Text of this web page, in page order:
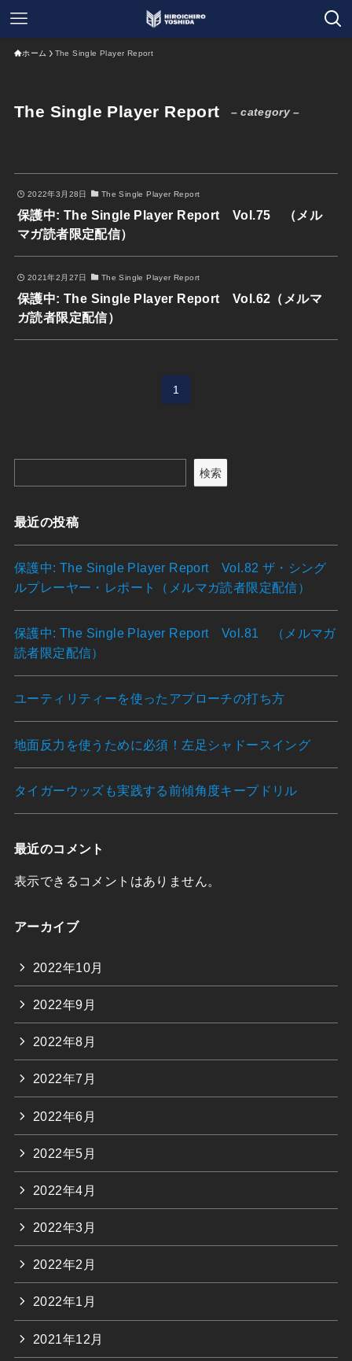
ホーム The Single Player Report
The Single Player Report – category –
2022年3月28日 The Single Player Report
保護中: The Single Player Report Vol.75 （メル
マガ読者限定配信）
2021年2月27日 The Single Player Report
保護中: The Single Player Report Vol.62（メルマ
ガ読者限定配信）
1
検索
最近の投稿
保護中: The Single Player Report Vol.82 ザ・シング
ルプレーヤー・レポート（メルマガ読者限定配信）
保護中: The Single Player Report Vol.81 （メルマガ
読者限定配信）
ユーティリティーを使ったアプローチの打ち方
地面反力を使うために必須！左足シャドースイング
タイガーウッズも実践する前傾角度キープドリル
最近のコメント
表示できるコメントはありません。
アーカイブ
2022年10月
2022年9月
2022年8月
2022年7月
2022年6月
2022年5月
2022年4月
2022年3月
2022年2月
2022年1月
2021年12月